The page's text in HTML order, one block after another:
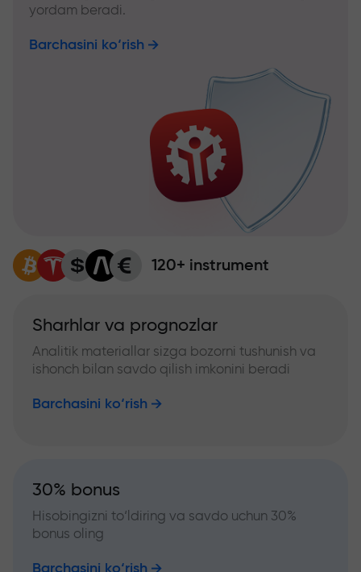
yordam beradi.
Barchasini ko‘rish
120+ instrument
Sharhlar va prognozlar
Analitik materiallar sizga bozorni tushunish va
ishonch bilan savdo qilish imkonini beradi
Barchasini ko‘rish
30% bonus
Hisobingizni to‘ldiring va savdo uchun 30%
bonus oling
Barchasini ko‘rish